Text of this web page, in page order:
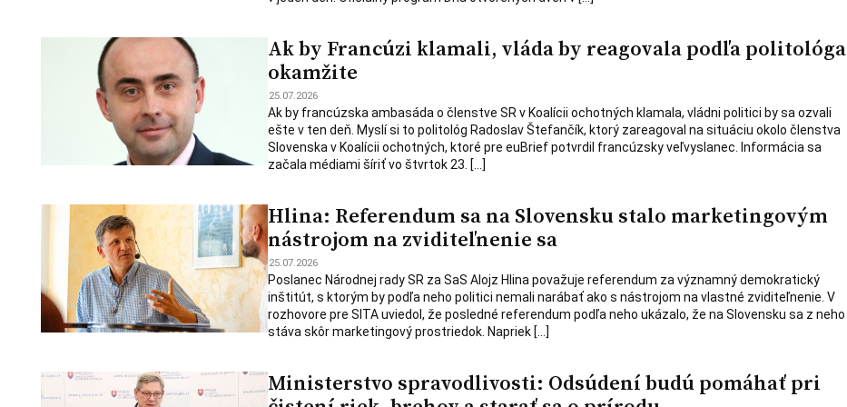
Ak by Francúzi klamali, vláda by reagovala podľa politológa
okamžite
25.07.2026
Ak by francúzska ambasáda o členstve SR v Koalícii ochotných klamala, vládni politici by sa ozvali
ešte v ten deň. Myslí si to politológ Radoslav Štefančík, ktorý zareagoval na situáciu okolo členstva
Slovenska v Koalícii ochotných, ktoré pre euBrief potvrdil francúzsky veľvyslanec. Informácia sa
začala médiami šíriť vo štvrtok 23. […]
Hlina: Referendum sa na Slovensku stalo marketingovým
nástrojom na zviditeľnenie sa
25.07.2026
Poslanec Národnej rady SR za SaS Alojz Hlina považuje referendum za významný demokratický
inštitút, s ktorým by podľa neho politici nemali narábať ako s nástrojom na vlastné zviditeľnenie. V
rozhovore pre SITA uviedol, že posledné referendum podľa neho ukázalo, že na Slovensku sa z neho
stáva skôr marketingový prostriedok. Napriek […]
Ministerstvo spravodlivosti: Odsúdení budú pomáhať pri